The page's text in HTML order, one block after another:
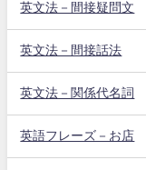
英文法－間接疑問文
英文法－間接話法
英文法－関係代名詞
英語フレーズ－お店